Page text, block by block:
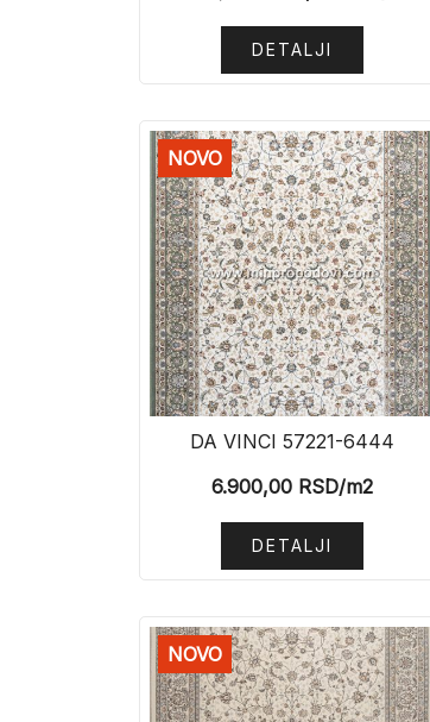
DETALJI
NOVO
DA VINCI 57221-6444
6.900,00 RSD/m2
DETALJI
NOVO